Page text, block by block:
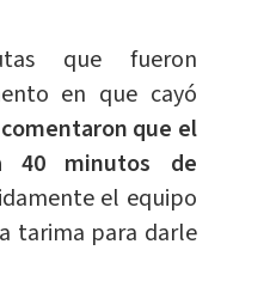
que fueron
en que cayó
comentaron que el
40 minutos de
el equipo
tarima para darle